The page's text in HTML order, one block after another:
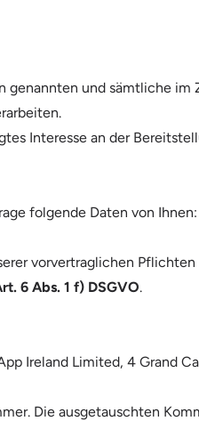
und sämtliche im
Interesse an der
folgende Daten von
vorvertraglichen Pflichten
6 Abs. 1 f) DSGVO.
Ireland Limited, 4 Grand
Die ausgetauschten